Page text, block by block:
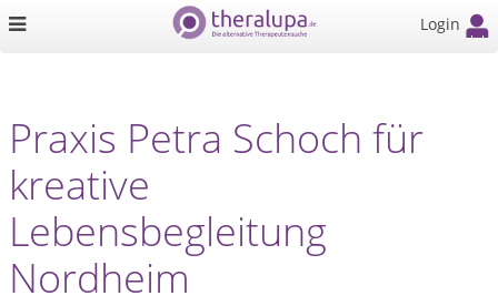
Login
Praxis Petra Schoch für
kreative
Lebensbegleitung
Nordheim